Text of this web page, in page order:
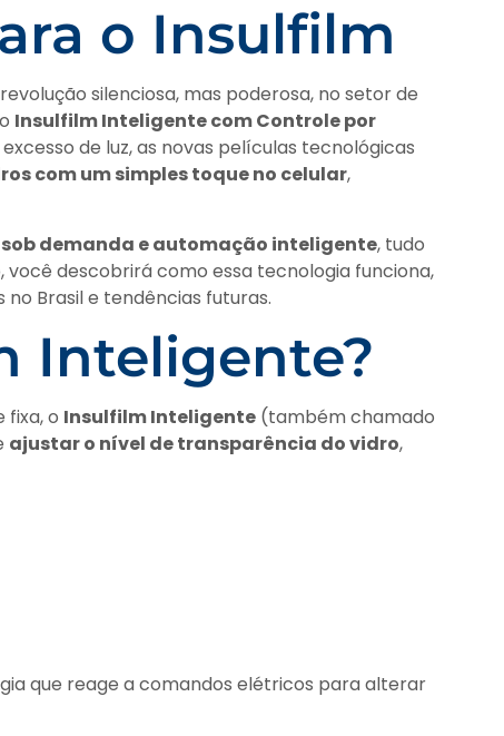
o Insulfilm
silenciosa, mas poderosa, no setor de
Insulfilm Inteligente com Controle por
de luz, as novas películas tecnológicas
com um simples toque no celular,
demanda e automação inteligente, tudo
descobrirá como essa tecnologia funciona,
Brasil e tendências futuras.
Inteligente?
fixa, o Insulfilm Inteligente (também chamado
ajustar o nível de transparência do vidro,
que reage a comandos elétricos para alterar